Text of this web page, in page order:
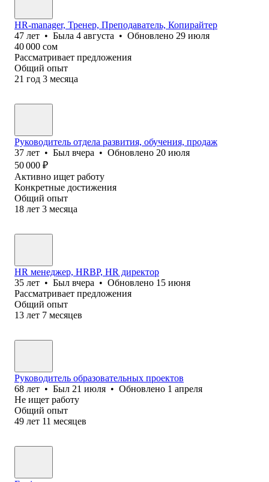
HR-manager, Тренер, Преподаватель, Копирайтер
47 лет • Была 4 августа • Обновлено 29 июля
40 000 сом
Рассматривает предложения
Общий опыт
21 год 3 месяца
Руководитель отдела развития, обучения, продаж
37 лет • Был вчера • Обновлено 20 июля
50 000 ₽
Активно ищет работу
Конкретные достижения
Общий опыт
18 лет 3 месяца
HR менеджер, HRBP, HR директор
35 лет • Был вчера • Обновлено 15 июня
Рассматривает предложения
Общий опыт
13 лет 7 месяцев
Руководитель образовательных проектов
68 лет • Был 21 июля • Обновлено 1 апреля
Не ищет работу
Общий опыт
49 лет 11 месяцев